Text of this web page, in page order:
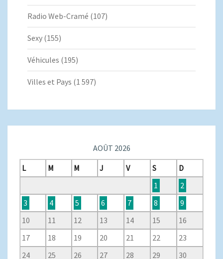
Radio Web-Cramé (107)
Sexy (155)
Véhicules (195)
Villes et Pays (1 597)
AOÛT 2026
L
M M J V S
D
1
2
3
4 5 6 7 8
9
10
11 12 13 14 15
16
17
18 19 20 21 22
23
24
25 26 27 28 29 30